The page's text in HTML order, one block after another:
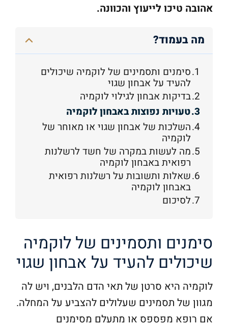
אהובה טיכו לייעוץ והכוונה.
מה בעמוד?
סימנים ותסמינים של לוקמיה שיכולים
להעיד על אבחון שגוי
בדיקות אבחון לגילוי לוקמיה
טעויות נפוצות באבחון לוקמיה
השלכות של אבחון שגוי או מאוחר של
לוקמיה
מה לעשות במקרה של חשד לרשלנות
רפואית באבחון לוקמיה
שאלות ותשובות על רשלנות רפואית
באבחון לוקמיה
לסיכום
סימנים ותסמינים של לוקמיה
שיכולים להעיד על אבחון שגוי
לוקמיה היא סרטן של תאי הדם הלבנים, ויש לה
מגוון של תסמינים שעלולים להצביע על המחלה.
אם רופא מפספס או מתעלם מסימנים